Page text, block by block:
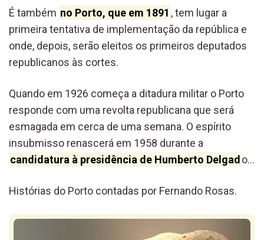
É também no Porto, que em 1891 , tem lugar a
primeira tentativa de implementação da república e
onde, depois, serão eleitos os primeiros deputados
republicanos às cortes.
Quando em 1926 começa a ditadura militar o Porto
responde com uma revolta republicana que será
esmagada em cerca de uma semana. O espírito
insubmisso renascerá em 1958 durante a
candidatura à presidência de Humberto Delgado…
Histórias do Porto contadas por Fernando Rosas.